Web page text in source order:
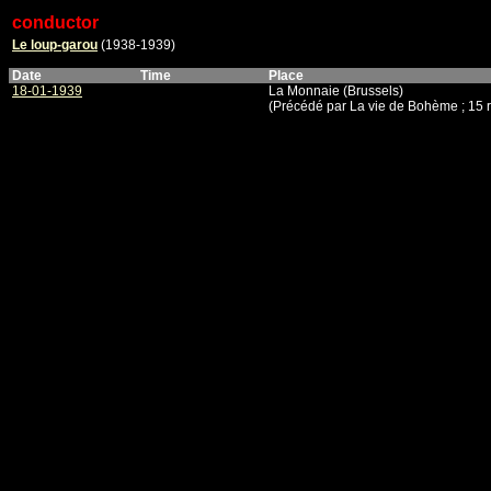
conductor
Le loup-garou (1938-1939)
Date
Time
Place
18-01-1939
La Monnaie (Brussels)
(Précédé par La vie de Bohème ; 15